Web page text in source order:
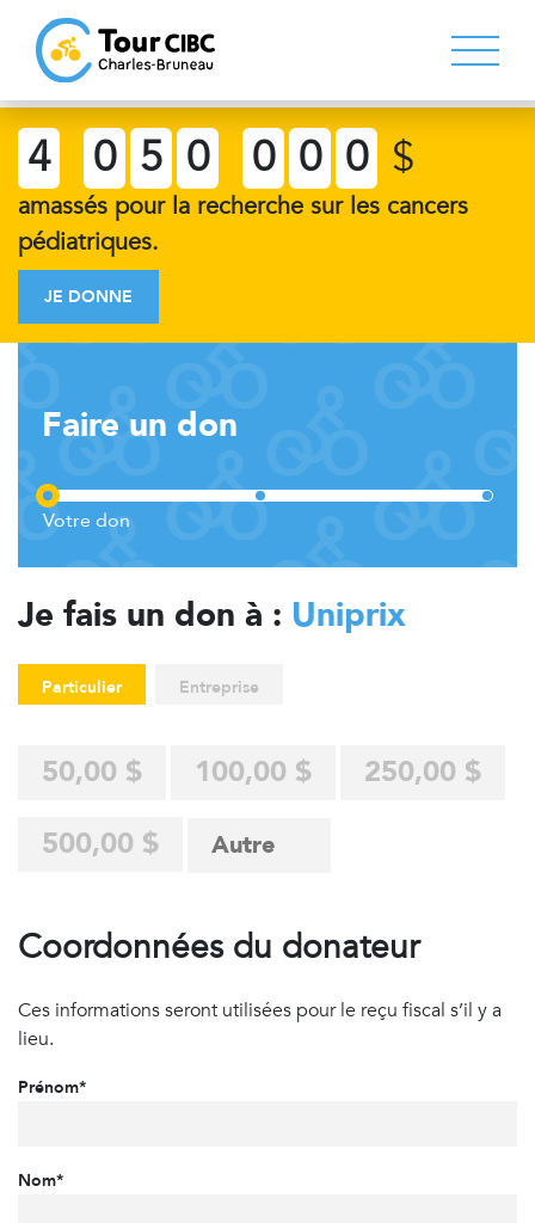
4 0 5 0 0 0 0 $
amassés pour la recherche sur les cancers
pédiatriques.
JE DONNE
Faire un don
Je fais un don à : Uniprix
Particulier Entreprise
50,00 $ 100,00 $
250,00 $
500,00 $
Coordonnées du donateur
Ces informations seront utilisées pour le reçu fiscal s’il y a
lieu.
Prénom*
Nom*